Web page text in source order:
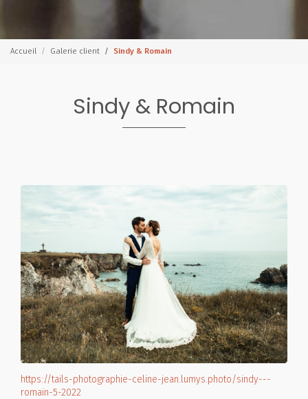
Accueil Galerie client Sindy & Romain
Sindy & Romain
https://tails-photographie-celine-jean.lumys.photo/sindy---
romain-5-2022